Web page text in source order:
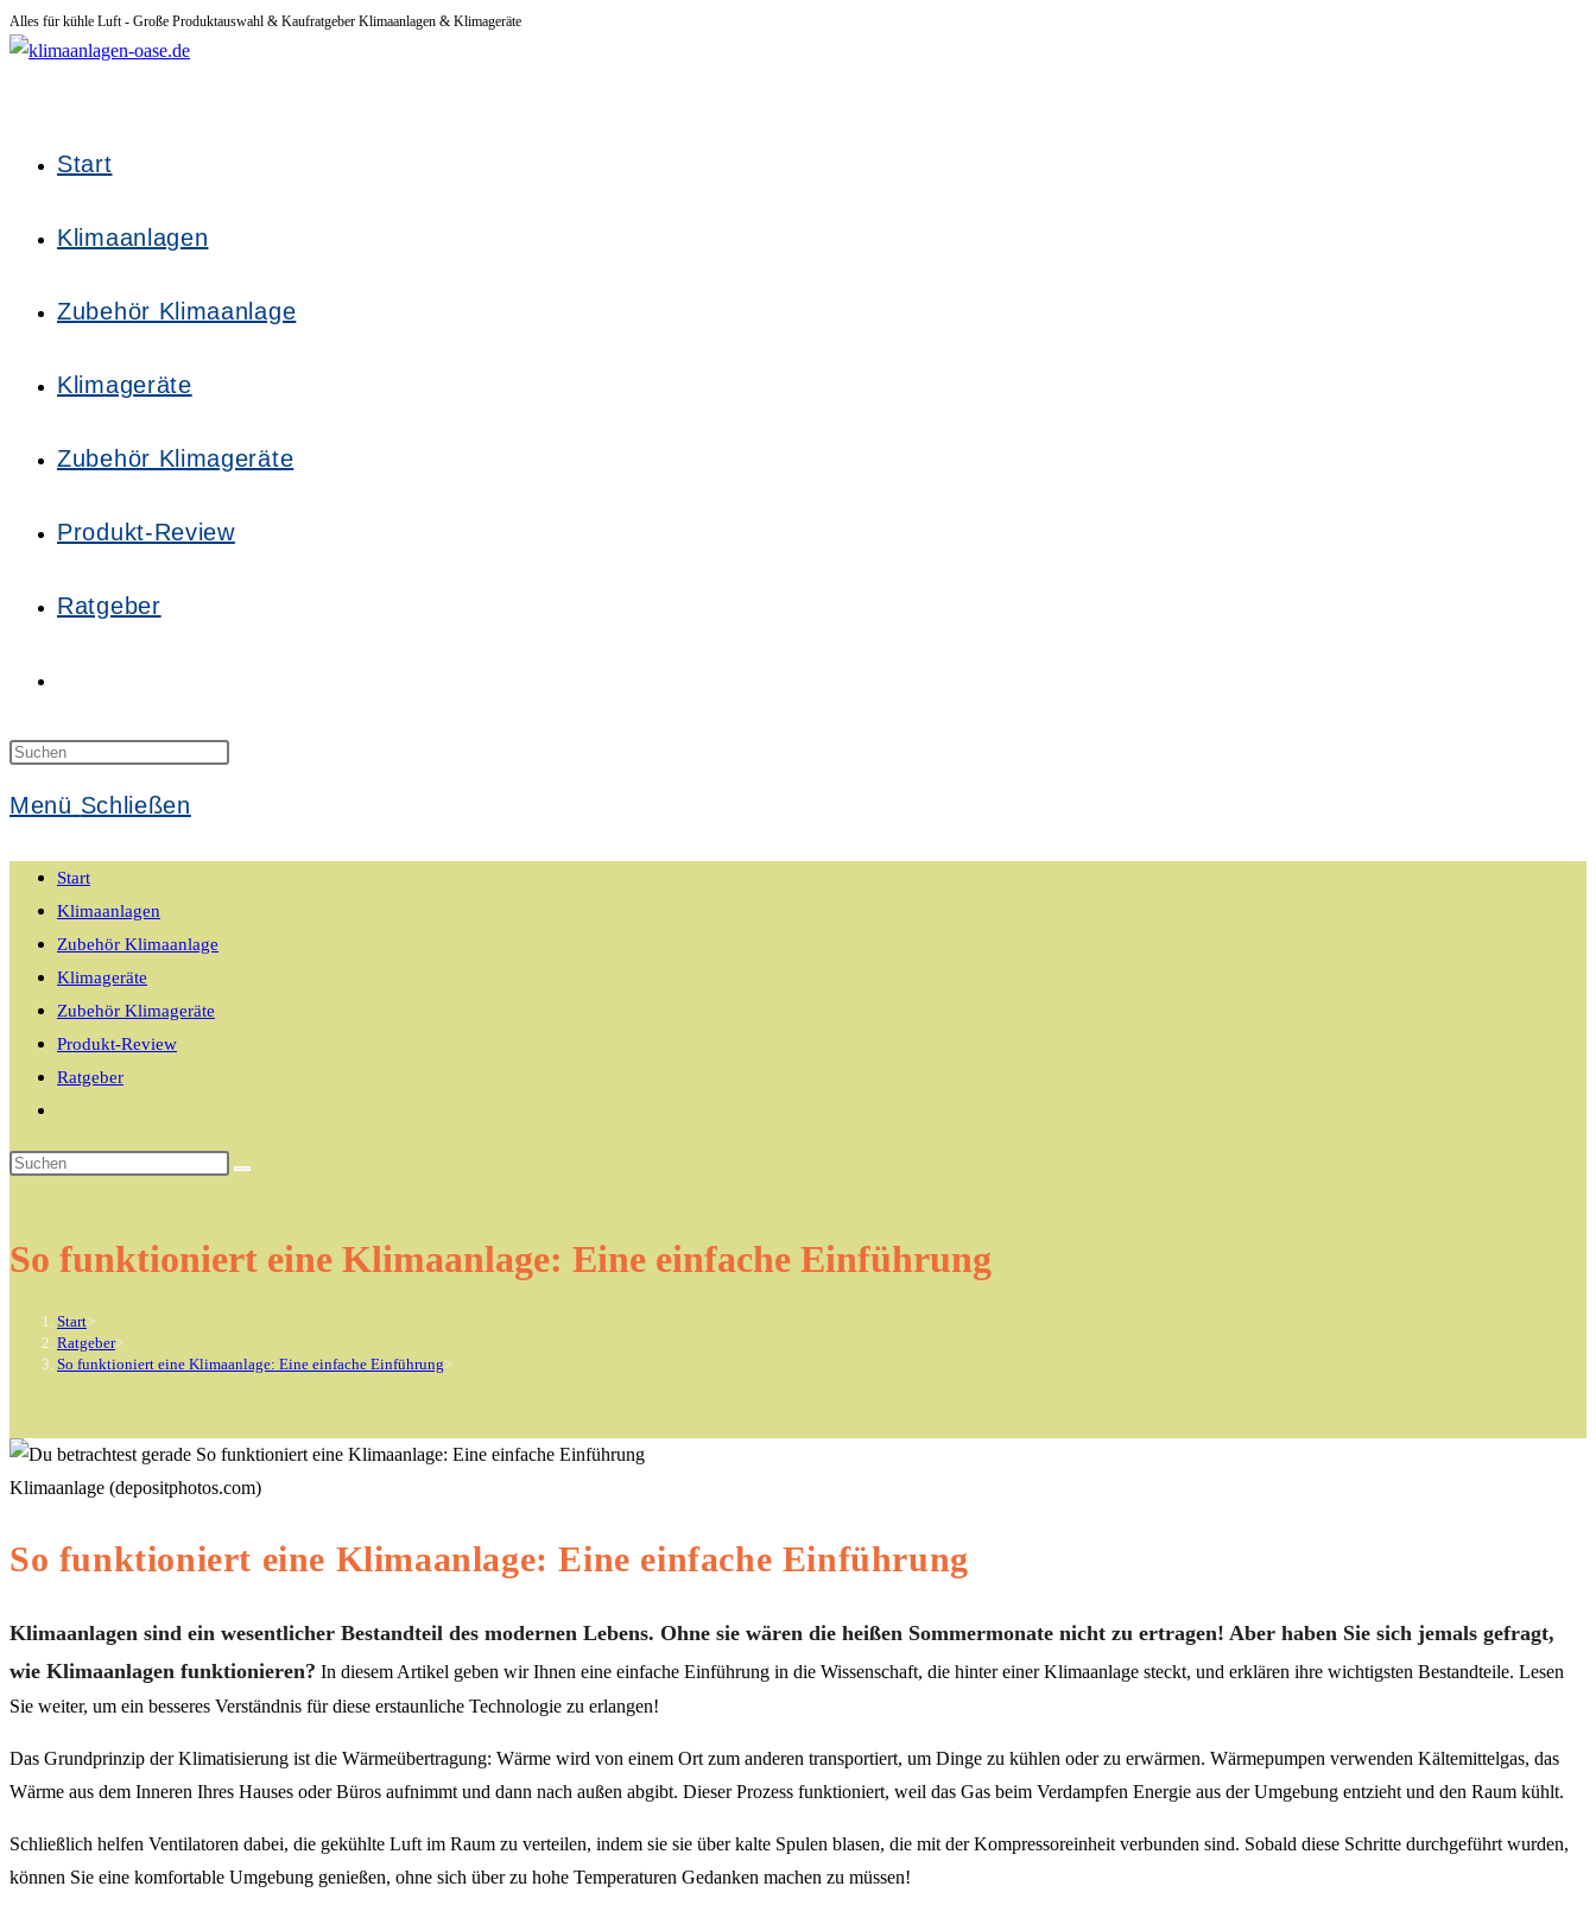
Zum
Inhalt
Alles für kühle Luft - Große Produktauswahl & Kaufratgeber Klimaanlagen & Klimageräte
Start
Klimaanlagen
Zubehör Klimaanlage
Klimageräte
Zubehör Klimageräte
Produkt-Review
Ratgeber
Suche
umschalten
Menü Schließen
Start
Klimaanlagen
Zubehör Klimaanlage
Klimageräte
Zubehör Klimageräte
Produkt-Review
Ratgeber
umschalten
Diese
So funktioniert eine Klimaanlage: Eine einfache Einführung
Start>
Ratgeber>
So funktioniert eine Klimaanlage: Eine einfache Einführung>
Klimaanlage (depositphotos.com)
So funktioniert eine Klimaanlage: Eine einfache Einführung
Klimaanlagen sind ein wesentlicher Bestandteil des modernen Lebens. Ohne sie wären die heißen Sommermonate nicht zu ertragen! Aber haben Sie sich jemals gefragt,
wie Klimaanlagen funktionieren? In diesem Artikel geben wir Ihnen eine einfache Einführung in die Wissenschaft, die hinter einer Klimaanlage steckt, und erklären ihre wichtigsten Bestandteile. Lesen
Sie weiter, um ein besseres Verständnis für diese erstaunliche Technologie zu erlangen!
Das Grundprinzip der Klimatisierung ist die Wärmeübertragung: Wärme wird von einem Ort zum anderen transportiert, um Dinge zu kühlen oder zu erwärmen. Wärmepumpen verwenden Kältemittelgas, das
Wärme aus dem Inneren Ihres Hauses oder Büros aufnimmt und dann nach außen abgibt. Dieser Prozess funktioniert, weil das Gas beim Verdampfen Energie aus der Umgebung entzieht und den Raum kühlt.
Schließlich helfen Ventilatoren dabei, die gekühlte Luft im Raum zu verteilen, indem sie sie über kalte Spulen blasen, die mit der Kompressoreinheit verbunden sind. Sobald diese Schritte durchgeführt wurden,
können Sie eine komfortable Umgebung genießen, ohne sich über zu hohe Temperaturen Gedanken machen zu müssen!